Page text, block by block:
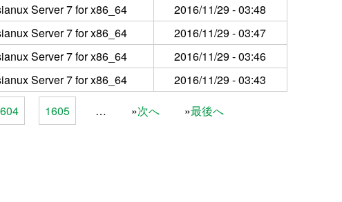
Server 7 for x86_64
2016/11/29 - 03:48
Server 7 for x86_64
2016/11/29 - 03:47
Server 7 for x86_64
2016/11/29 - 03:46
Server 7 for x86_64 2016/11/29 - 03:43
1605 … 次へ 最後へ